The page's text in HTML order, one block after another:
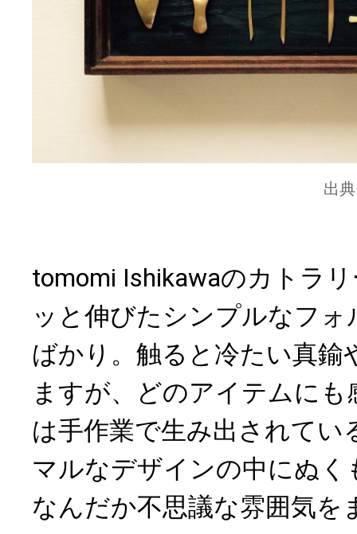
出
tomomi Ishikawaのカトラ
ッと伸びたシンプルなフ
ばかり。触ると冷たい真鍮
ますが、どのアイテムに
は手作業で生み出されてい
マルなデザインの中にぬく
なんだか不思議な雰囲気を